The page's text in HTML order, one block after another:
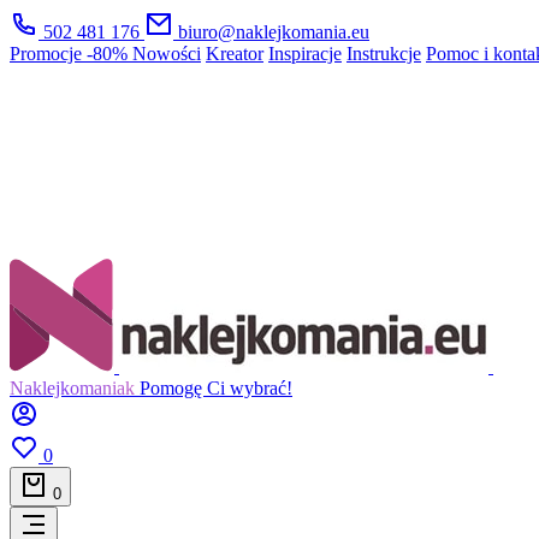
502 481 176
biuro@naklejkomania.eu
Promocje -80% Nowości Kreator Inspiracje Instrukcje Pomoc i
Naklejkomaniak Pomogę Ci wybrać!
0
0